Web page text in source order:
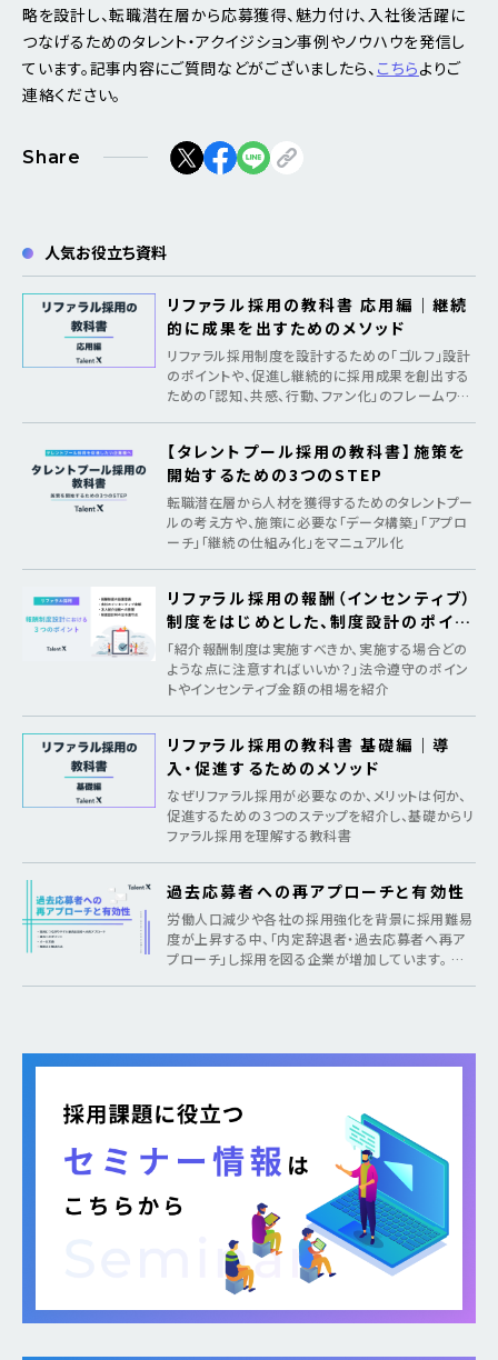
略を設計し、転職潜在層から応募獲得、魅力付け、入社後活躍に
つなげるためのタレント・アクイジション事例やノウハウを発信し
ています。記事内容にご質問などがございましたら、 こちらよりご
連絡ください。
Share
人気お役立ち資料
リファラル採用の教科書 応用編｜継続
的に成果を出すためのメソッド
リファラル採用制度を設計するための「ゴルフ」設計
のポイントや、促進し継続的に採用成果を創出する
ための「認知、共感、行動、ファン化」のフレームワー
【タレントプール採用の教科書】施策を
開始するための3つのSTEP
転職潜在層から人材を獲得するためのタレントプー
ルの考え方や、施策に必要な「データ構築」「アプロ
ーチ」「継続の仕組み化」をマニュアル化
リファラル採用の報酬（インセンティブ）
制度をはじめとした、制度設計のポイン
ト
「紹介報酬制度は実施すべきか、実施する場合どの
ような点に注意すればいいか？」法令遵守のポイン
トやインセンティブ金額の相場を紹介
リファラル採用の教科書 基礎編｜導
入・促進するためのメソッド
なぜリファラル採用が必要なのか、メリットは何か、
促進するための３つのステップを紹介し、基礎からリ
ファラル採用を理解する教科書
過去応募者への再アプローチと有効性
労働人口減少や各社の採用強化を背景に採用難易
度が上昇する中、「内定辞退者・過去応募者へ再ア
プローチ」し採用を図る企業が増加しています。 そ